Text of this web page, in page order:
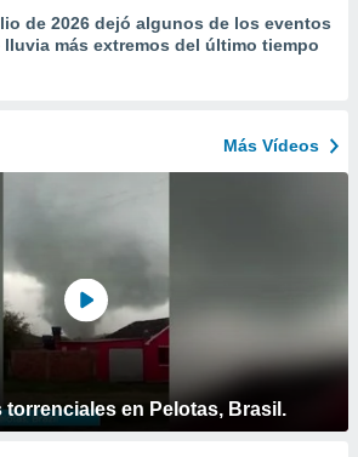
de 2026 dejó algunos de los eventos
lluvia más extremos del último tiempo
Más Vídeos
en Pelotas, Brasil.